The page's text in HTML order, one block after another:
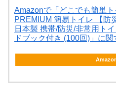
Amazonで「どこでも簡単
PREMIUM 簡易トイレ 【防
日本製 携帯/防災/非常用ト
ドブック付き (100回)」に